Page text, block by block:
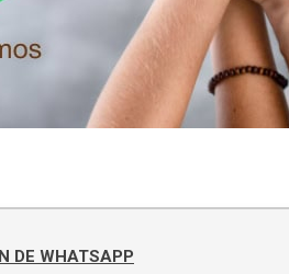
DE WHATSAPP